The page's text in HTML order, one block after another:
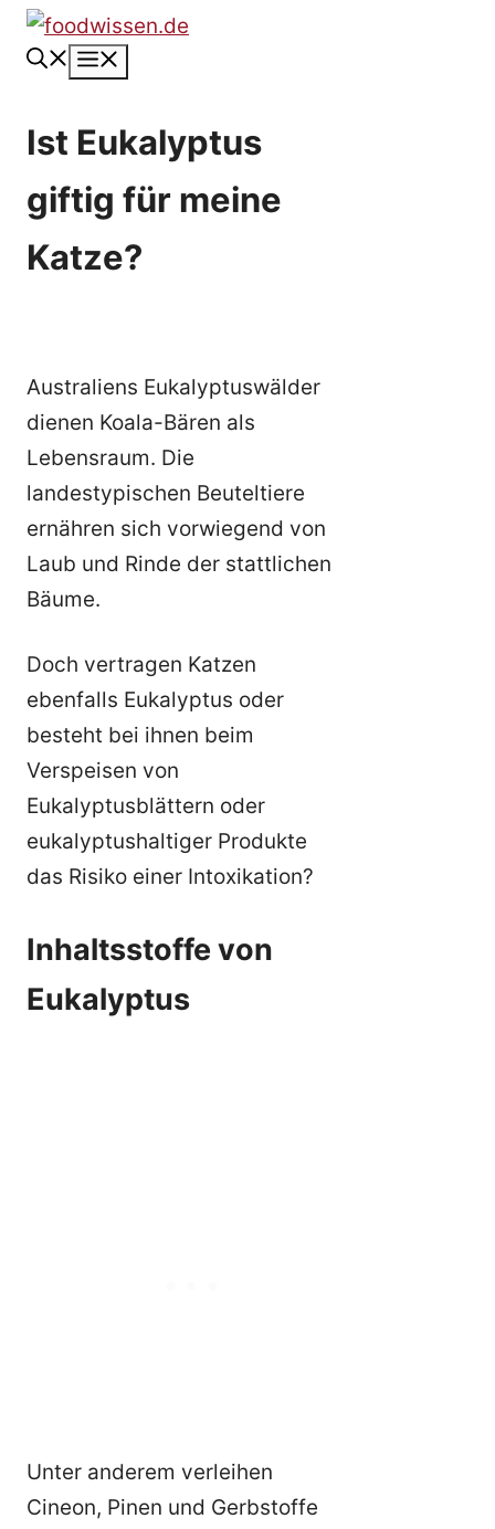
Zum
Inhalt
Ist Eukalyptus
giftig für meine
Katze?
Australiens Eukalyptuswälder
dienen Koala-Bären als
Lebensraum. Die
landestypischen Beuteltiere
ernähren sich vorwiegend von
Laub und Rinde der stattlichen
Bäume.
Doch vertragen Katzen
ebenfalls Eukalyptus oder
besteht bei ihnen beim
Verspeisen von
Eukalyptusblättern oder
eukalyptushaltiger Produkte
das Risiko einer Intoxikation?
Inhaltsstoffe von
Eukalyptus
Unter anderem verleihen
Cineon, Pinen und Gerbstoffe